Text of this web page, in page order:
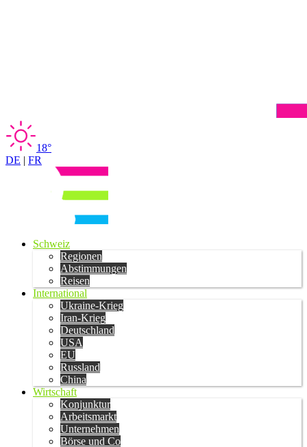
18°
DE | FR
Schweiz
Regionen
Abstimmungen
Reisen
International
Ukraine-Krieg
Iran-Krieg
Deutschland
USA
EU
Russland
China
Wirtschaft
Konjunktur
Arbeitsmarkt
Unternehmen
Börse und Co